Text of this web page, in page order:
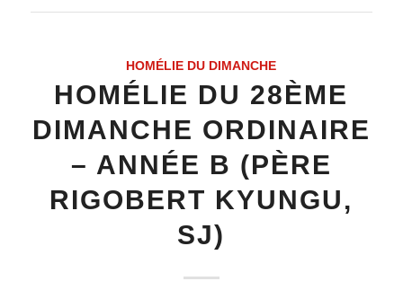
HOMÉLIE DU DIMANCHE
HOMÉLIE DU 28ÈME
DIMANCHE ORDINAIRE
– ANNÉE B (PÈRE
RIGOBERT KYUNGU,
SJ)